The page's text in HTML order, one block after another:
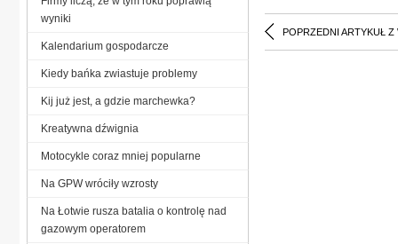
POPRZEDNI ARTYKUŁ Z
wyniki
Kalendarium gospodarcze
Kiedy bańka zwiastuje problemy
Kij już jest, a gdzie marchewka?
Kreatywna dźwignia
Motocykle coraz mniej popularne
Na GPW wróciły wzrosty
Na Łotwie rusza batalia o kontrolę nad
gazowym operatorem